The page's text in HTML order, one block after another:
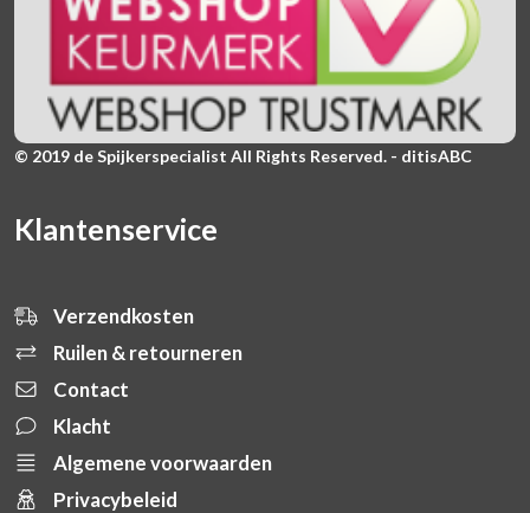
© 2019 de Spijkerspecialist All Rights Reserved. - ditisABC
Klantenservice
Verzendkosten
Ruilen & retourneren
Contact
Klacht
Algemene voorwaarden
Privacybeleid